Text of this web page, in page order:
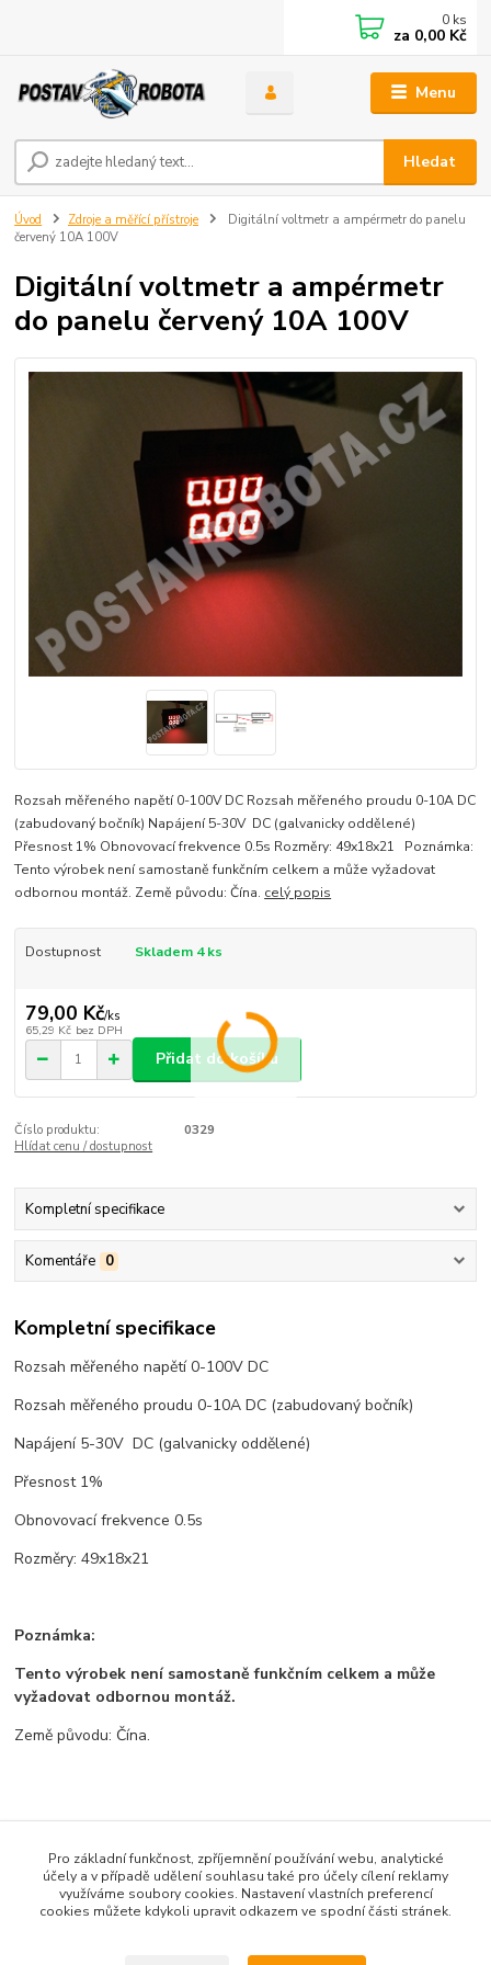
Menu
Hledat
0 ks
za 0,00 Kč
Úvod Zdroje a měřící přístroje
Digitální voltmetr a ampérmetr do panelu
červený 10A 100V
Digitální voltmetr a ampérmetr
do panelu červený 10A 100V
Rozsah měřeného napětí 0-100V DC Rozsah měřeného proudu 0-10A DC
(zabudovaný bočník) Napájení 5-30V DC (galvanicky oddělené)
Přesnost 1% Obnovovací frekvence 0.5s Rozměry: 49x18x21 Poznámka:
Tento výrobek není samostaně funkčním celkem a může vyžadovat
odbornou montáž. Země původu: Čína. celý popis
Dostupnost Skladem 4 ks
79,00 Kč/ks
65,29 Kč bez DPH
Přidat do košíku
Číslo produktu:
0329
Hlídat cenu / dostupnost
Kompletní specifikace
Komentáře 0
Kompletní specifikace
Rozsah měřeného napětí 0-100V DC
Rozsah měřeného proudu 0-10A DC (zabudovaný bočník)
Napájení 5-30V DC (galvanicky oddělené)
Přesnost 1%
Obnovovací frekvence 0.5s
Rozměry: 49x18x21
Poznámka:
Tento výrobek není samostaně funkčním celkem a může
vyžadovat odbornou montáž.
Země původu: Čína.
Všechno zboží
Zdroje a měřící přístroje
Pro základní funkčnost, zpříjemnění používání webu, analytické
účely a v případě udělení souhlasu také pro účely cílení reklamy
využíváme soubory cookies. Nastavení vlastních preferencí
cookies můžete kdykoli upravit odkazem ve spodní části stránek.